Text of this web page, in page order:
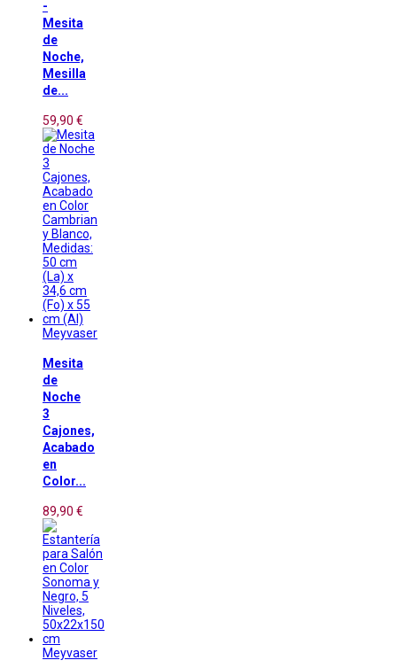
-
Mesita
de
Noche,
Mesilla
de...
59,90 €
Meyvaser
Mesita
de
Noche
3
Cajones,
Acabado
en
Color...
89,90 €
Meyvaser